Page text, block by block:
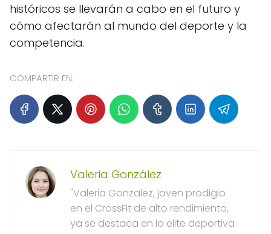
históricos se llevarán a cabo en el futuro y
cómo afectarán al mundo del deporte y la
competencia.
COMPARTIR EN:
Valeria González
"Valeria Gonzalez, joven prodigio
en el CrossFit de alto rendimiento,
ya se destaca en la elite deportiva